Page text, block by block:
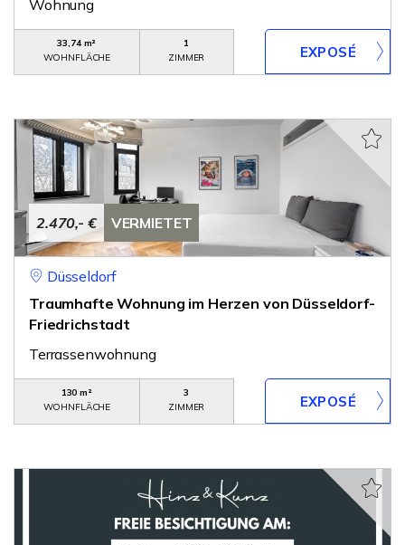
Wohnung
33,74 m²
WOHNFLÄCHE
1
ZIMMER
2.470,- € VERMIETET
Düsseldorf
Traumhafte Wohnung im Herzen von Düsseldorf-
Friedrichstadt
Terrassenwohnung
130 m²
WOHNFLÄCHE
3
ZIMMER